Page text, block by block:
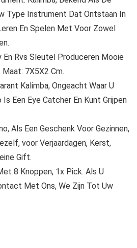
Type Instrument Dat Ontstaan In
En Spelen Met Voor Zowel
En Rvs Sleutel Produceren Mooie
7X5X2 Cm.
Kalimba, Ongeacht Waar U
Is Een Eye Catcher En Kunt Grijpen
Als Een Geschenk Voor Gezinnen,
voor Verjaardagen, Kerst,
Gift.
8 Knoppen, 1x Pick. Als U
Met Ons, We Zijn Tot Uw